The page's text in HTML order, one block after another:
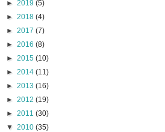
► 2019 (5)
► 2018 (4)
► 2017 (7)
► 2016 (8)
► 2015 (10)
► 2014 (11)
► 2013 (16)
► 2012 (19)
► 2011 (30)
▼ 2010 (35)